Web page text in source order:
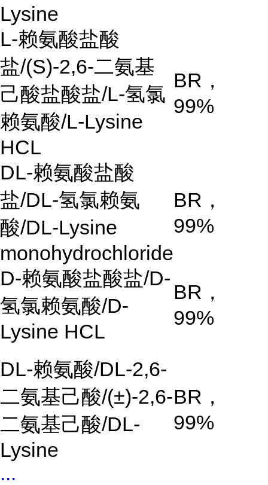
Lysine
L-赖氨酸盐酸
盐/(S)-2,6-二氨基
己酸盐酸盐/L-氢氯
赖氨酸/L-Lysine
HCL
BR ，
99%
DL-赖氨酸盐酸
盐/DL-氢氯赖氨
酸/DL-Lysine
monohydrochloride
BR ，
99%
D-赖氨酸盐酸盐/D-
氢氯赖氨酸/D-
Lysine HCL
BR ，
99%
DL-赖氨酸/DL-2,6-
二氨基己酸/(±)-2,6-
二氨基己酸/DL-
Lysine
BR ，
99%
...